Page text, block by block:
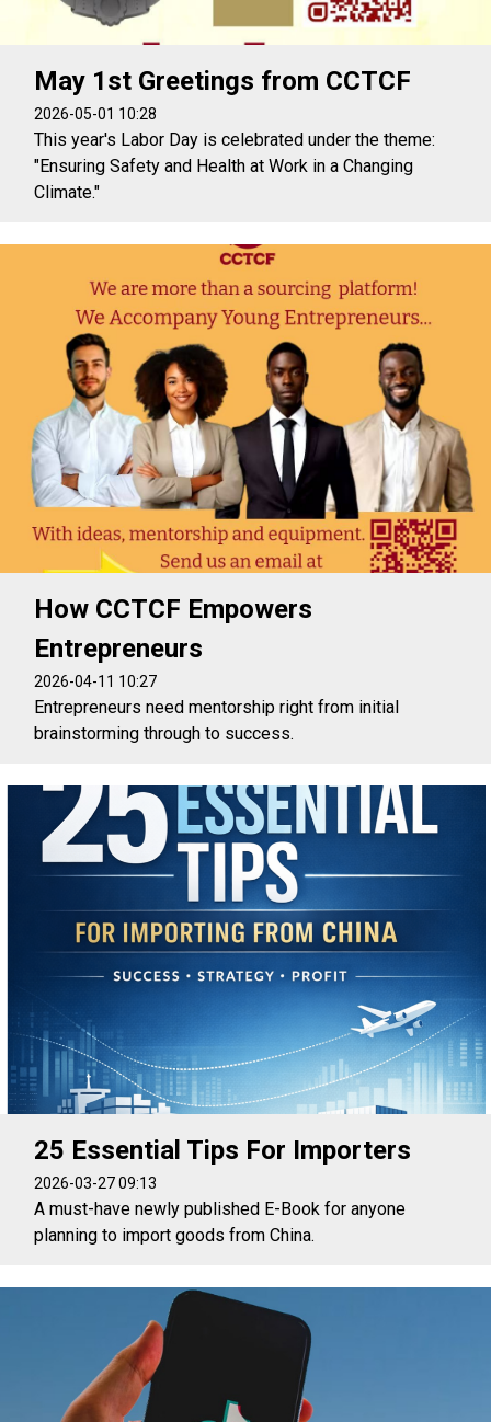
May 1st Greetings from CCTCF
2026-05-01 10:28
This year's Labor Day is celebrated under the theme:
"Ensuring Safety and Health at Work in a Changing
Climate."
How CCTCF Empowers
Entrepreneurs
2026-04-11 10:27
Entrepreneurs need mentorship right from initial
brainstorming through to success.
25 Essential Tips For Importers
2026-03-27 09:13
A must-have newly published E-Book for anyone
planning to import goods from China.